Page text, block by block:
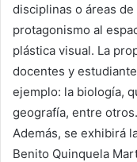
disciplinas o áreas
protagonismo al
plástica visual. La
docentes y
ejemplo: la biología,
geografía, entre otros.
Además, se exhibirá
Benito Quinquela